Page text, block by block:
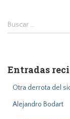
B
r
Buscar …
Entradas
Otra derrota del
Alejandro Bodart